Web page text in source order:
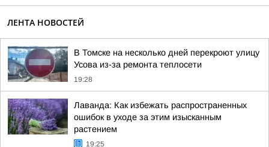
ЛЕНТА НОВОСТЕЙ
В Томске на несколько дней перекроют улицу
Усова из-за ремонта теплосети
19:28
Лаванда: Как избежать распространенных
ошибок в уходе за этим изысканным
растением
19:25